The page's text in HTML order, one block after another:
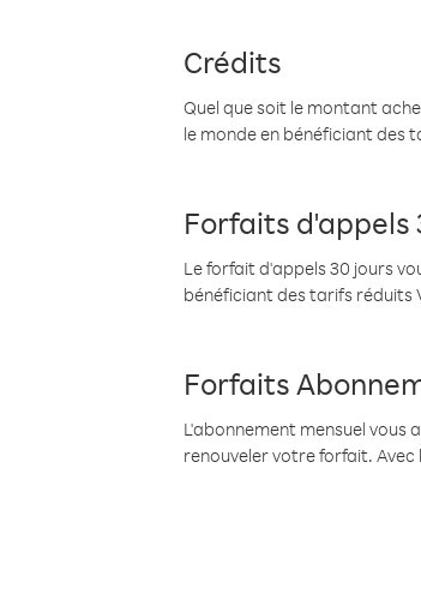
Crédits
Quel que soit le montant
le monde en bénéficiant des
Forfaits d'appels
Le forfait d'appels 30 jours
bénéficiant des tarifs réduits
Forfaits
L'abonnement mensuel vous
renouveler votre forfait. Avec